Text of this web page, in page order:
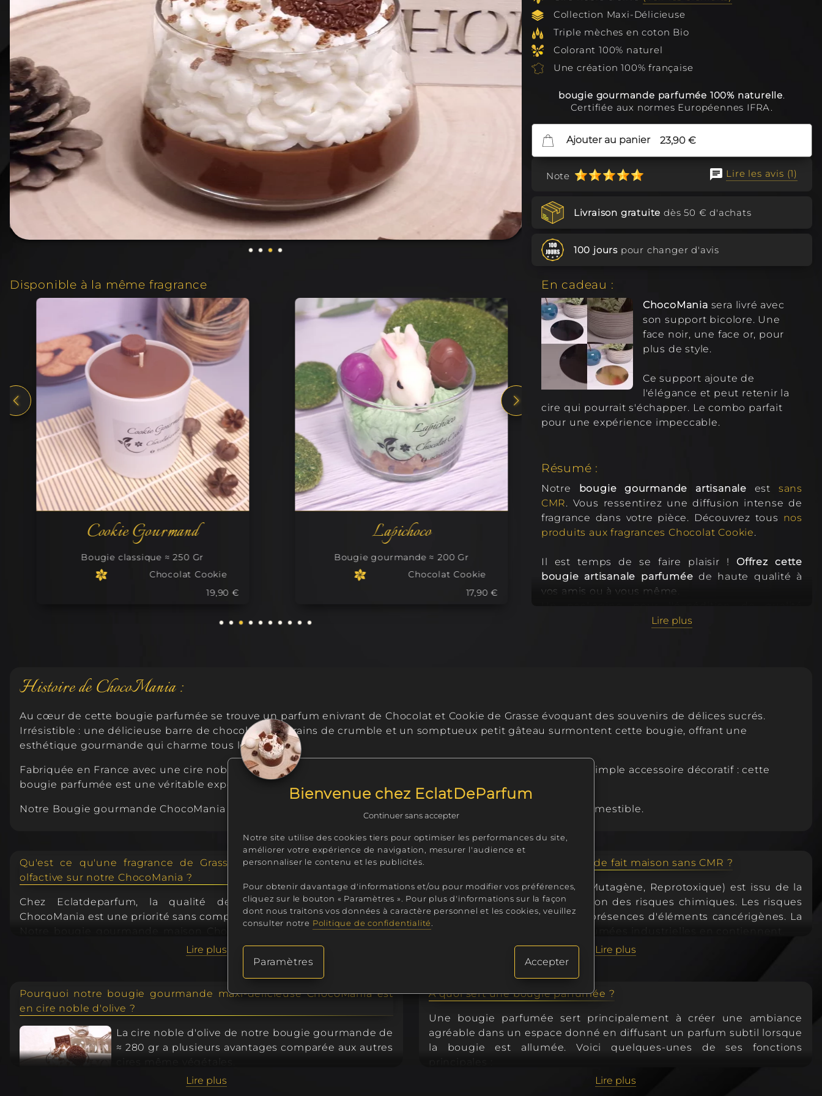
Bougies Parfumées de fêtes. Anniversaires,
St Valentin, Noël..
Collection Maxi-Délicieuse
Triple mèches en coton Bio
Colorant 100% naturel
Une création 100% française
bougie gourmande parfumée 100% naturelle.
Certifiée aux normes Européennes IFRA.
Ajouter au panier 23,90 €
Note Lire les avis (1)
Livraison gratuite dès 50 € d'achats
100 jours pour changer d'avis
Disponible à la même fragrance
Cookie Gourmand
Bougie classique ≈ 250 Gr
Chocolat Cookie
19,90 €
Lapichoco
Bougie gourmande ≈ 200 Gr
Chocolat Cookie
17,90 €
Choco'lapin
Bougie gourmande ≈ 280 Gr
23,90 €
En cadeau :
ChocoMania sera livré avec
son support bicolore. Une
face noir, une face or, pour
plus de style.
Ce support ajoute de
l'élégance et peut retenir la
cire qui pourrait s'échapper. Le combo parfait
pour une expérience impeccable.
Résumé :
Notre bougie gourmande artisanale est sans
CMR. Vous ressentirez une diffusion intense de
fragrance dans votre pièce. Découvrez tous nos
produits aux fragrances Chocolat Cookie.
Il est temps de se faire plaisir ! Offrez cette
bougie artisanale parfumée de haute qualité à
vos amis ou à vous même.
accompagnera votre cadeau..
Lire plus
Histoire de ChocoMania :
Au cœur de cette bougie parfumée se trouve un parfum enivrant de Chocolat et Cookie de Grasse évoquant des souvenirs de délices sucrés.
Irrésistible : une délicieuse barre de chocolat, des grains de crumble et un somptueux petit gâteau surmontent cette bougie, offrant une
esthétique gourmande qui charme tous les sens.
Fabriquée en France avec une cire noble d'olive et des colorants naturels, cette bougie est bien plus qu'un simple accessoire décoratif : cette
bougie parfumée est une véritable expérience sensorielle, une ode à la douceur et au plaisir.
Notre Bougie gourmande ChocoMania étant du fait main, la création peut varier légèrement. Produit non comestible.
Qu'est ce qu'une fragrance de Grasse et quelle est sa puissance
olfactive sur notre ChocoMania ?
Chez Eclatdeparfum, la qualité de notre bougie gourmande
ChocoMania est une priorité sans compromis.
Notre bougie gourmande maison ChocoMania de la collection maxi-
délicieuse est constituée uniquement de fragrance de Grasse. De
plus, nous n'utilisons pas l'appellation « Fragrance de grasse »
abusivement en n'en mettant que 2 ou 3%, elle est fabriquée avec le
pourcentage maximum légale de fragrance pour votre plus grand
plaisir.
Bien que coûteux, la fragrance de Grasse est considéré comme
hautement qualitatif dans le monde. La ville de Grasse est
surnommée la capitale mondiale du parfum.
Nous avons tous les certificats de conformité de la fragrance utilisée
Lire plus
Que veut dire bougie gourmande fait maison sans CMR ?
Le terme CMR (Cancérigène, Mutagène, Reprotoxique) est issu de la
réglementation sur la prévention des risques chimiques. Les risques
peuvent donc aller jusqu'à la présences d'éléments cancérigènes. La
quasi-totalité des bougies parfumées industrielles en contiennent.
Fidèle à notre objectif, la fragrance de notre bougie gourmande ne
aucun CMR ni phtalate
est de qualité Premium.
Lire plus
Pourquoi notre bougie gourmande maxi-délicieuse ChocoMania est
en cire noble d'olive ?
La cire noble d'olive de notre bougie gourmande de
≈ 280 gr a plusieurs avantages comparée aux autres
cires même végétales.
La cire noble d'olive n'a, à la base, pas d'odeur ce
Lire plus
A quoi sert une bougie parfumée ?
Une bougie parfumée sert principalement à créer une ambiance
agréable dans un espace donné en diffusant un parfum subtil lorsque
la bougie est allumée. Voici quelques-unes de ses fonctions
Lire plus
Bienvenue chez EclatDeParfum
Continuer sans accepter
Notre site utilise des cookies tiers pour optimiser les performances du site,
améliorer votre expérience de navigation, mesurer l'audience et
personnaliser le contenu et les publicités.
Pour obtenir davantage d'informations et/ou pour modifier vos préférences,
cliquez sur le bouton « Paramètres ». Pour plus d'informations sur la façon
dont nous traitons vos données à caractère personnel et les cookies, veuillez
consulter notre Politique de confidentialité
Paramètres Accepter